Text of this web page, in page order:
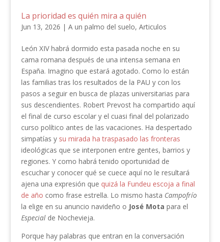
La prioridad es quién mira a quién
Jun 13, 2026 | A un palmo del suelo, Articulos
León XIV habrá dormido esta pasada noche en su
cama romana después de una intensa semana en
España. Imagino que estará agotado. Como lo están
las familias tras los resultados de la PAU y con los
pasos a seguir en busca de plazas universitarias para
sus descendientes. Robert Prevost ha compartido aquí
el final de curso escolar y el cuasi final del polarizado
curso político antes de las vacaciones. Ha despertado
simpatías y su mirada ha traspasado las fronteras
ideológicas que se interponen entre gentes, barrios y
regiones. Y como habrá tenido oportunidad de
escuchar y conocer qué se cuece aquí no le resultará
ajena una expresión que quizá la Fundeu escoja a final
de año como frase estrella. Lo mismo hasta Campofrío
la elige en su anuncio navideño o José Mota para el
Especial de Nochevieja.
Porque hay palabras que entran en la conversación